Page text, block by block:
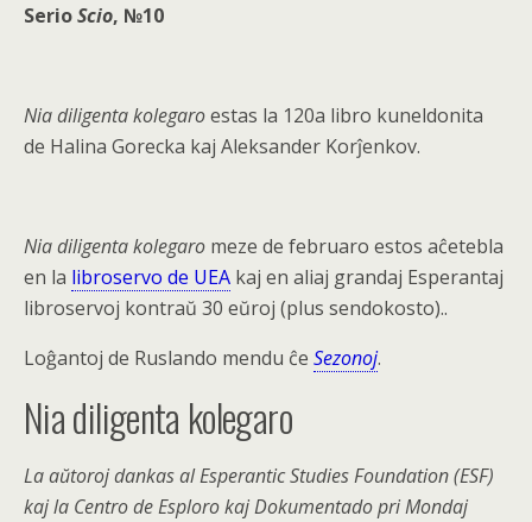
SerioScio, №10
Nia diligenta kolegaroestas la 120a libro kuneldonita
de Halina Gorecka kaj Aleksander Korĵenkov.
Nia diligenta kolegaro meze de februaro estos aĉetebla
en la libroservo de UEA kaj en aliaj grandaj Esperantaj
libroservoj kontraŭ 30 eŭroj (plus sendokosto)..
Loĝantoj de Ruslando mendu ĉe Sezonoj.
Nia diligenta kolegaro
La aŭtoroj dankas al Esperantic Studies Foundation (ESF)
kaj la Centro de Esploro kaj Dokumentado pri Mondaj